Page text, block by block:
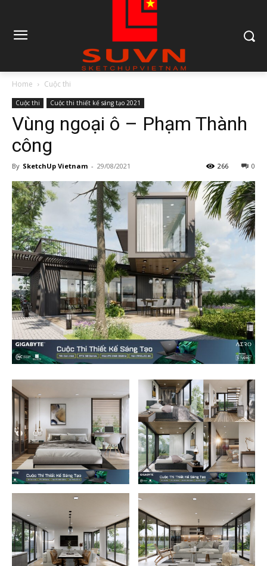
Home Cuộc thi
Cuộc thi Cuộc thi thiết kế sáng tạo 2021
Vùng ngoại ô – Phạm Thành
công
By SketchUp Vietnam - 29/08/2021 0
266